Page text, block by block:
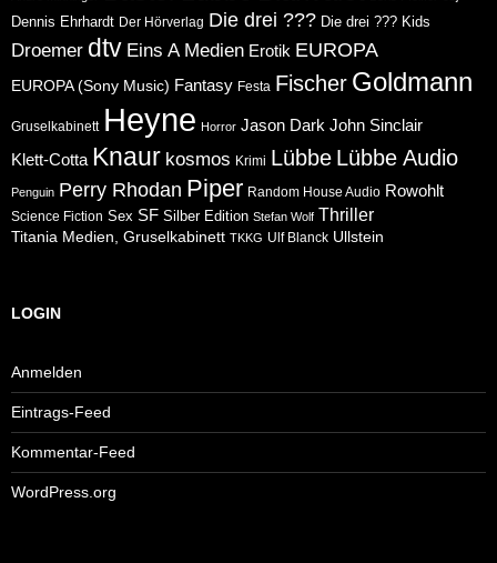
Dennis Ehrhardt Der Hörverlag Die drei ??? Die drei ??? Kids
Droemer dtv Eins A Medien Erotik EUROPA
EUROPA (Sony Music) Fantasy Festa Fischer Goldmann
Gruselkabinett Heyne Horror Jason Dark John Sinclair
Klett-Cotta Knaur kosmos Krimi Lübbe Lübbe Audio
Penguin Perry Rhodan Piper Random House Audio Rowohlt
Science Fiction Sex SF Silber Edition Stefan Wolf Thriller
Titania Medien, Gruselkabinett TKKG Ulf Blanck Ullstein
LOGIN
Anmelden
Eintrags-Feed
Kommentar-Feed
WordPress.org